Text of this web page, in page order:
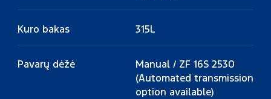
Kuro bakas 315L
Pavarų dėžė
Manual / ZF 16S 2530
(Automated transmission
option available)